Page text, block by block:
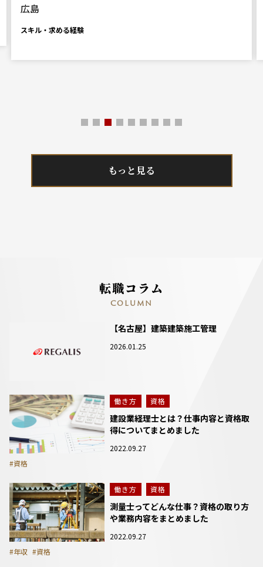
広島
スキル・求める経験
もっと見る
転職コラム
COLUMN
【名古屋】建築建築施工管理
2026.01.25
働き方 資格
建設業経理士とは？仕事内容と資格取
得についてまとめました
2022.09.27
#資格
働き方 資格
測量士ってどんな仕事？資格の取り方
や業務内容をまとめました
2022.09.27
#年収 #資格